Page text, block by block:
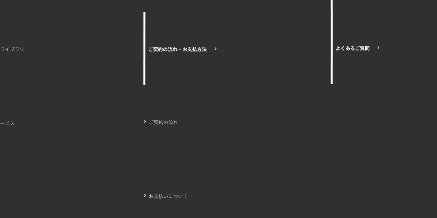
イブラリ
ビス
ご契約の流れ・お支払方法
ご契約の流れ
お支払いについて
よくあるご質問